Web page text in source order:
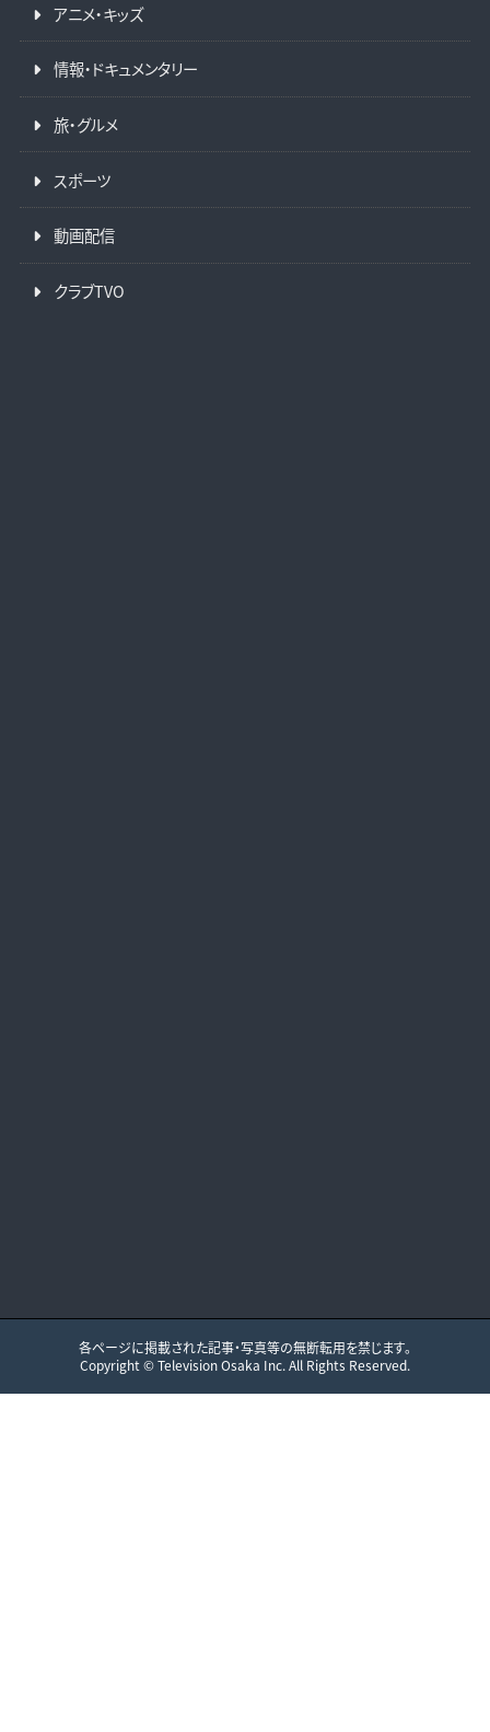
アニメ・キッズ
情報・ドキュメンタリー
旅・グルメ
スポーツ
動画配信
クラブTVO
各ページに掲載された記事・写真等の無断転用を禁じます。
Copyright ©Television Osaka Inc. All Rights Reserved.